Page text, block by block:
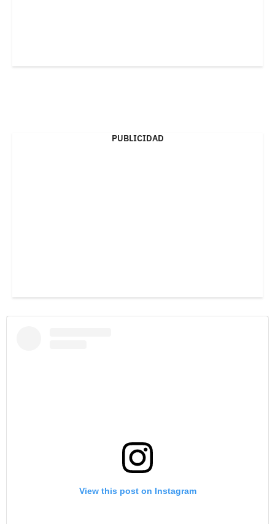
PUBLICIDAD
View this post on Instagram